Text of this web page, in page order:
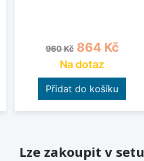
Běžná cena
960 Kč Cena
864 Kč
Na dotaz
Přidat do košíku
Lze zakoupit v setu